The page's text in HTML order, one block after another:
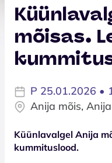
mõisas.
P 25.01.2026 •
Anija mõis,
Küünlavalgel Anija
kummituslood.